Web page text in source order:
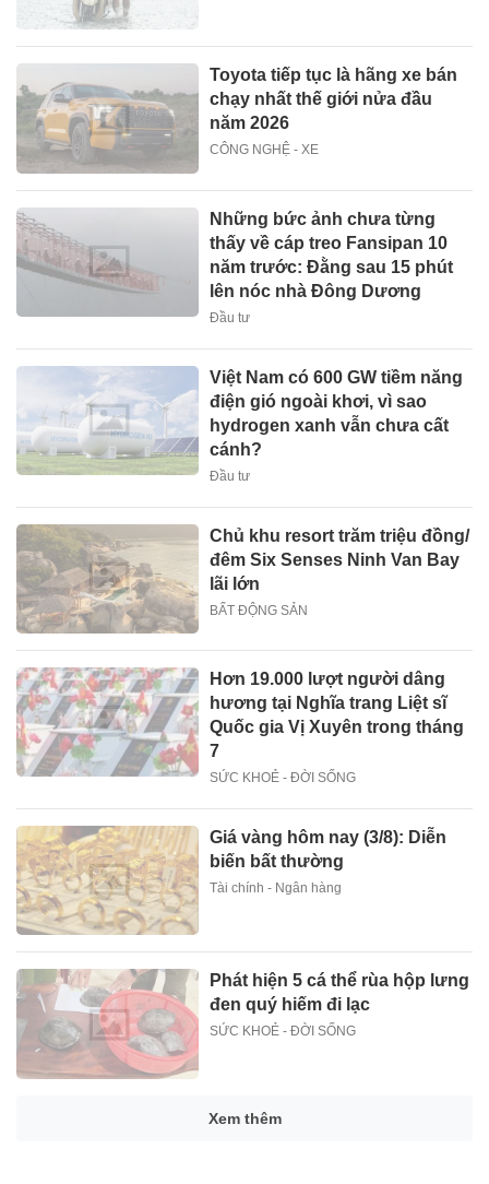
Toyota tiếp tục là hãng xe bán
chạy nhất thế giới nửa đầu
năm 2026
CÔNG NGHỆ - XE
Những bức ảnh chưa từng
thấy về cáp treo Fansipan 10
năm trước: Đằng sau 15 phút
lên nóc nhà Đông Dương
Đầu tư
Việt Nam có 600 GW tiềm năng
điện gió ngoài khơi, vì sao
hydrogen xanh vẫn chưa cất
cánh?
Đầu tư
Chủ khu resort trăm triệu đồng/
đêm Six Senses Ninh Van Bay
lãi lớn
BẤT ĐỘNG SẢN
Hơn 19.000 lượt người dâng
hương tại Nghĩa trang Liệt sĩ
Quốc gia Vị Xuyên trong tháng
7
SỨC KHOẺ - ĐỜI SỐNG
Giá vàng hôm nay (3/8): Diễn
biến bất thường
Tài chính - Ngân hàng
Phát hiện 5 cá thể rùa hộp lưng
đen quý hiếm đi lạc
SỨC KHOẺ - ĐỜI SỐNG
Xem thêm